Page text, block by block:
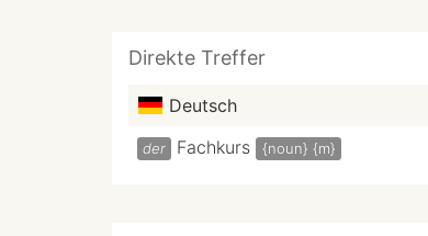
Direkte Treffer
Deutsch
der Fachkurs {noun} {m}